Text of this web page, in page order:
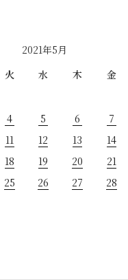
2021年5月
火 水 木 金
4 5 6 7
11 12 13 14
18 19 20 21
25 26 27 28